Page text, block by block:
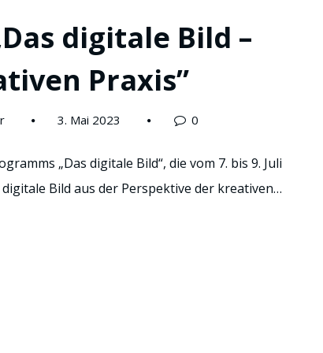
digitale Bild –
Praxis”
3. Mai 2023 0
„Das digitale Bild“, die vom 7. bis 9. Juli
Bild aus der Perspektive der kreativen…